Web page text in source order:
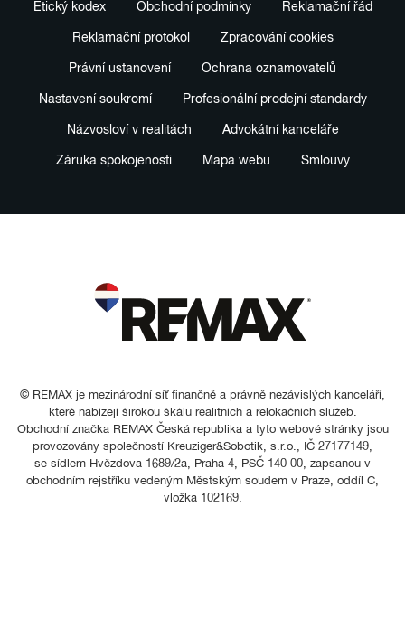
Etický kodex Obchodní podmínky Reklamační řád
Reklamační protokol Zpracování cookies
Právní ustanovení Ochrana oznamovatelů
Nastavení soukromí Profesionální prodejní standardy
Názvosloví v realitách Advokátní kanceláře
Záruka spokojenosti Mapa webu Smlouvy
© REMAX je mezinárodní síť finančně a právně nezávislých kanceláří,
které nabízejí širokou škálu realitních a relokačních služeb.
Obchodní značka REMAX Česká republika a tyto webové stránky jsou
provozovány společností Kreuziger&Sobotik, s.r.o., IČ 27177149,
se sídlem Hvězdova 1689/2a, Praha 4, PSČ 140 00, zapsanou v
obchodním rejstříku vedeným Městským soudem v Praze, oddíl C,
vložka 102169.